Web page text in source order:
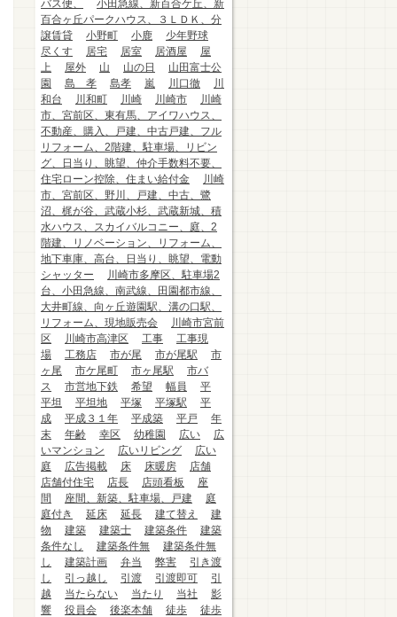
バス便、
小田急線、新百合ケ丘、新
百合ヶ丘パークハウス、３ＬＤＫ、分
譲賃貸
小野町 小鹿
少年野球
尽くす
居宅 居室 居酒屋
屋
上
屋外 山 山の日
山田富士公
園
島 孝 島孝 嵐 川口徹
川
和台
川和町 川崎 川崎市
川崎
市、宮前区、東有馬、アイワハウス、
不動産、購入、戸建、中古戸建、フル
リフォーム、2階建、駐車場、リビン
グ、日当り、眺望、仲介手数料不要、
住宅ローン控除、住まい給付金
川崎
市、宮前区、野川、戸建、中古、鷺
沼、梶が谷、武蔵小杉、武蔵新城、積
水ハウス、スカイバルコニー、庭、2
階建、リノベーション、リフォーム、
地下車庫、高台、日当り、眺望、電動
シャッター
川崎市多摩区、駐車場2
台、小田急線、南武線、田園都市線、
大井町線、向ヶ丘遊園駅、溝の口駅、
リフォーム、現地販売会
川崎市宮前
区
川崎市高津区 工事
工事現
場
工務店 市が尾 市が尾駅
市
ヶ尾
市ケ尾町 市ヶ尾駅
市バ
ス
市営地下鉄 希望 幅員
平
平坦
平坦地 平塚 平塚駅
平
成
平成３１年 平成築 平戸
年
末
年齢 幸区 幼稚園 広い
広
いマンション
広いリビング
広い
庭
広告掲載 床 床暖房
店舗
店舗付住宅
店長 店頭看板
座
間
座間、新築、駐車場、戸建
庭
庭付き
延床 延長 建て替え
建
物
建築 建築士 建築条件
建築
条件なし
建築条件無
建築条件無
し
建築計画 弁当 弊害
引き渡
し
引っ越し 引渡 引渡即可
引
越
当たらない 当たり 当社
影
響
役員会 後楽本舗 徒歩
徒歩